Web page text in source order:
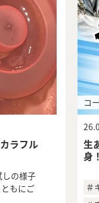
ラフル
しの様子
もにご
コ
生
身
＃